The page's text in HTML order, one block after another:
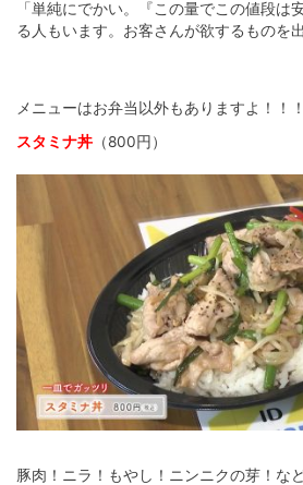
「単純にでかい。『この量でこの値段は
る人もいます。お客さんが欲するものを
メニューはお弁当以外もありますよ！！
スタミナ丼 （800円）
豚肉！ニラ！もやし！ニンニクの芽！など